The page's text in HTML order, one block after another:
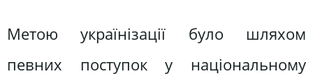
Метою українізації було шляхом
певних поступок у національному